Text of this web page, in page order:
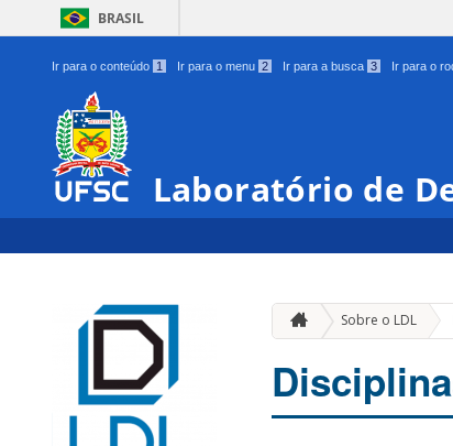
BRASIL
Ir para o conteúdo 1 Ir para o menu 2 Ir para a busca 3 Ir para o
Laboratório de
Sobre o LDL